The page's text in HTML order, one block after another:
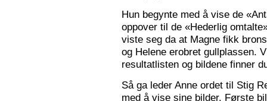
Hun begynte med å vise de
oppover til de «Hederlig
viste seg da at Magne fikk
og Helene erobret gullplassen.
resultatlisten og bildene finner
Så ga leder Anne ordet til Stig
med å vise sine bilder. Første